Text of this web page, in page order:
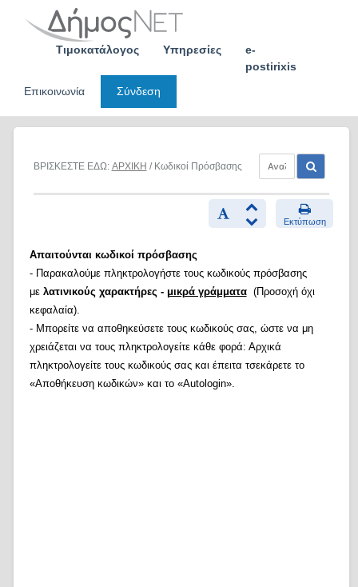
Τιμοκατάλογος Υπηρεσίες
e-
postirixis
Επικοινωνία
Σύνδεση
ΒΡΙΣΚΕΣΤΕ ΕΔΩ: ΑΡΧΙΚΗ / Κωδικοί Πρόσβασης
Εκτύπωση
Απαιτούνται κωδικοί πρόσβασης
- Παρακαλούμε πληκτρολογήστε τους κωδικούς πρόσβασης
με λατινικούς χαρακτήρες - μικρά γράμματα(Προσοχή όχι
κεφαλαία).
- Μπορείτε να αποθηκεύσετε τους κωδικούς σας, ώστε να μη
χρειάζεται να τους πληκτρολογείτε κάθε φορά: Αρχικά
πληκτρολογείτε τους κωδικούς σας και έπειτα τσεκάρετε το
«Αποθήκευση κωδικών» και το «Autologin».